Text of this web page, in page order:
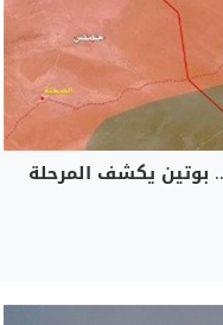
بوتين يكشف المرحلة